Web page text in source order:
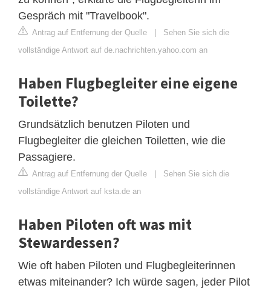
Gespräch mit "Travelbook".
Antrag auf Entfernung der Quelle | Sehen Sie sich die
vollständige Antwort auf de.nachrichten.yahoo.com an
Haben Flugbegleiter eine eigene
Toilette?
Grundsätzlich benutzen Piloten und
Flugbegleiter die gleichen Toiletten, wie die
Passagiere.
Antrag auf Entfernung der Quelle | Sehen Sie sich die
vollständige Antwort auf ksta.de an
Haben Piloten oft was mit
Stewardessen?
Wie oft haben Piloten und Flugbegleiterinnen
etwas miteinander? Ich würde sagen, jeder Pilot